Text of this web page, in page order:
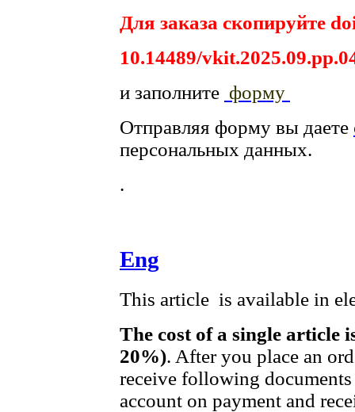
Для заказа скопируйте
10.14489/
и заполните форму
Отправляя форму вы даете
персональных данных.
.
Eng
This article is available in
The cost of a single article
20%). After you place an
receive following
account on payment and